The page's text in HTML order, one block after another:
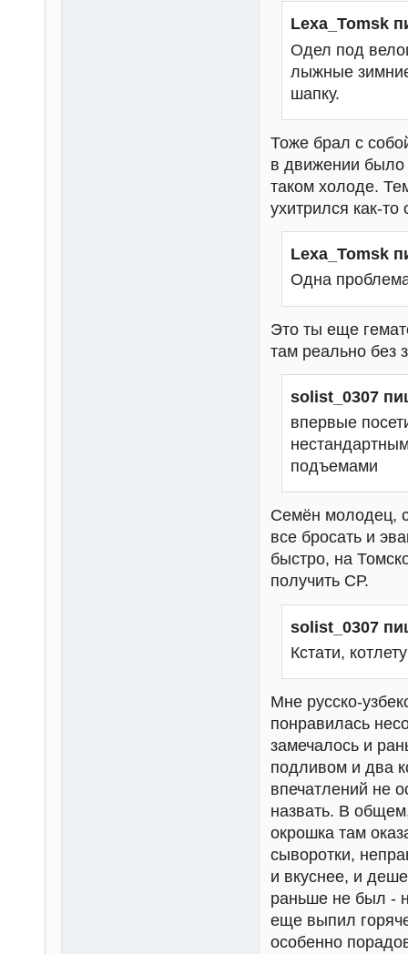
Lexa_Tomsk
Одел под
лыжные
шапку.
Тоже брал с
в движении было
таком холоде.
ухитрился как-то
Lexa_Tomsk
Одна
Это ты еще
там реально без
solist_0307
впервые
подъемами
Семён молодец,
все бросать и
быстро, на
получить СР.
solist_0307
Кстати,
Мне русско-
понравилась
замечалось и
подливом и два
впечатлений не
назвать. В
окрошка там
сыворотки,
и вкуснее, и
раньше не был -
еще выпил
особенно